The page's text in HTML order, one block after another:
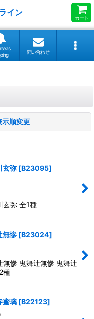
イン
カート
問い合わせ
示順変更
玄弥 [B23095]
玄弥 全1種
無惨 [B23024]
惨 鬼舞辻無惨 鬼舞辻
種
蜜璃 [B22123]